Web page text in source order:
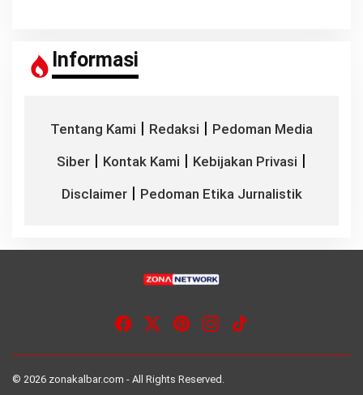
Informasi
Tentang Kami | Redaksi | Pedoman Media
Siber | Kontak Kami | Kebijakan Privasi |
Disclaimer| Pedoman Etika Jurnalistik
© 2026 zonakalbar.com - All Rights Reserved.